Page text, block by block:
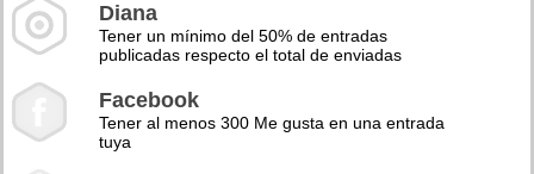
Diana
Tener un mínimo del 50% de entradas
publicadas respecto el total de enviadas
Facebook
Tener al menos 300 Me gusta en una entrada
tuya